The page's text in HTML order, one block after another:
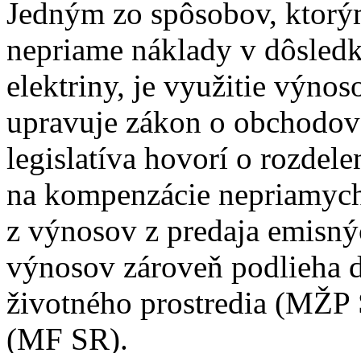
Jedným zo spôsobov,
nepriame náklady v
elektriny, je využitie
upravuje zákon o
legislatíva hovorí o
na kompenzácie
z výnosov z predaja
výnosov zároveň podlieha
životného prostredia
(MF SR).